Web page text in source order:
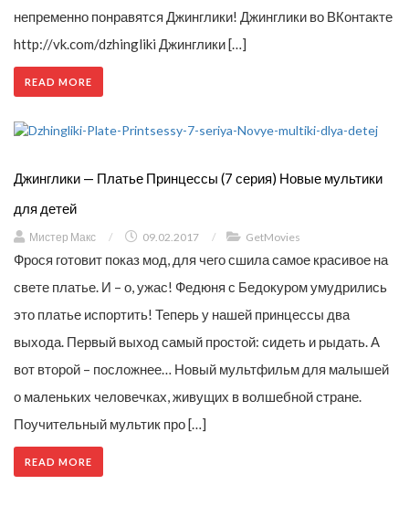
непременно понравятся Джинглики! Джинглики во ВКонтакте
http://vk.com/dzhingliki Джинглики […]
READ MORE
Джинглики — Платье Принцессы (7 серия) Новые мультики
для детей
Мистер Макс / 09.02.2017 / GetMovies
Фрося готовит показ мод, для чего сшила самое красивое на
свете платье. И – о, ужас! Федюня с Бедокуром умудрились
это платье испортить! Теперь у нашей принцессы два
выхода. Первый выход самый простой: сидеть и рыдать. А
вот второй – посложнее… Новый мультфильм для малышей
о маленьких человечках, живущих в волшебной стране.
Поучительный мультик про […]
READ MORE